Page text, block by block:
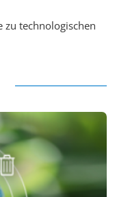
technologischen